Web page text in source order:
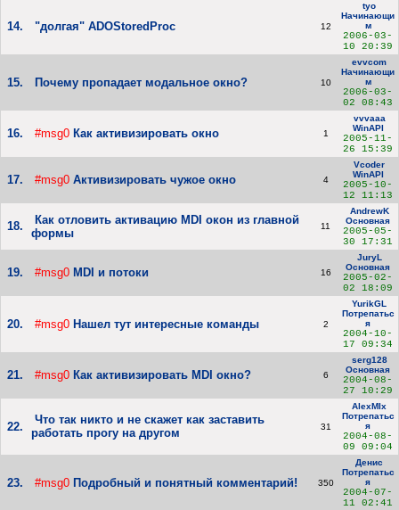
14. "долгая" ADOStoredProc 12
tyo
Начинающи
м
2006-03-
10 20:39
15. Почему пропадает модальное окно? 10
evvcom
Начинающи
м
2006-03-
02 08:43
16. #msg0 Как активизировать окно 1
vvvaaa
WinAPI
2005-11-
26 15:39
17. #msg0 Активизировать чужое окно 4
Vcoder
WinAPI
2005-10-
12 11:13
18.
Как отловить активацию MDI окон из главной
формы
11
AndrewK
Основная
2005-05-
30 17:31
19. #msg0 MDI и потоки 16
JuryL
Основная
2005-02-
02 18:09
20. #msg0 Нашел тут интересные команды 2
YurikGL
Потрепатьс
я
2004-10-
17 09:34
21. #msg0 Как активизировать MDI окно? 6
serg128
Основная
2004-08-
27 10:29
22.
Что так никто и не скажет как заставить
работать прогу на другом
31
AlexMIx
Потрепатьс
я
2004-08-
09 09:04
23. #msg0 Подробный и понятный комментарий! 350
Денис
Потрепатьс
я
2004-07-
11 02:41